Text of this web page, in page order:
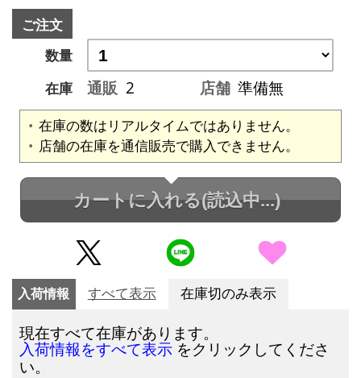
ご注文
数量
在庫
通販 2 店舗 準備無
在庫の数はリアルタイムではありません。
店舗の在庫を通信販売で購入できません。
カートに入れる(読込中...)
入荷情報 すべて表示 在庫切のみ表示
現在すべて在庫があります。
入荷情報をすべて表示 をクリックしてくださ
い。